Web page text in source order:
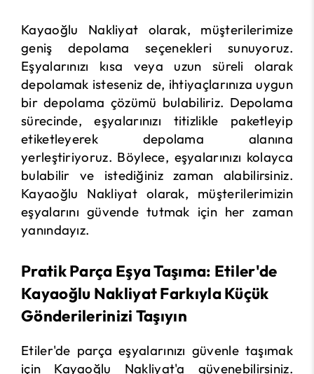
Kayaoğlu Nakliyat olarak, müşterilerimize
geniş depolama seçenekleri sunuyoruz.
Eşyalarınızı kısa veya uzun süreli olarak
depolamak isteseniz de, ihtiyaçlarınıza uygun
bir depolama çözümü bulabiliriz. Depolama
sürecinde, eşyalarınızı titizlikle paketleyip
etiketleyerek depolama alanına
yerleştiriyoruz. Böylece, eşyalarınızı kolayca
bulabilir ve istediğiniz zaman alabilirsiniz.
Kayaoğlu Nakliyat olarak, müşterilerimizin
eşyalarını güvende tutmak için her zaman
yanındayız.
Pratik Parça Eşya Taşıma: Etiler'de
Kayaoğlu Nakliyat Farkıyla Küçük
Gönderilerinizi Taşıyın
Etiler'de parça eşyalarınızı güvenle taşımak
için Kayaoğlu Nakliyat'a güvenebilirsiniz.